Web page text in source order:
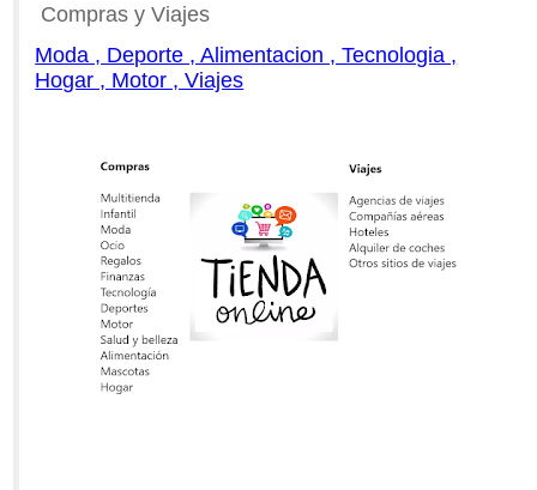
Compras y Viajes
Moda , Deporte , Alimentacion , Tecnologia ,
Hogar , Motor , Viajes